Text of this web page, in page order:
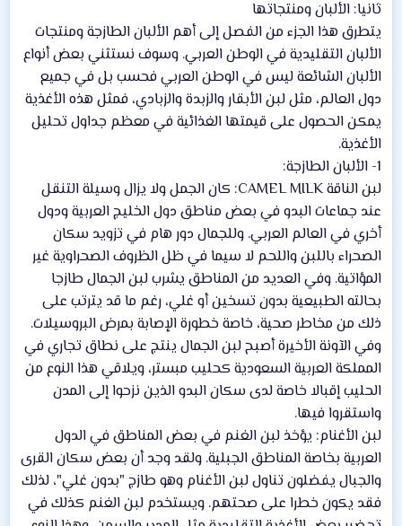
ثانيا: الألبان ومنتجاتها
يتطرق هذا الجزء من الفصل إلى أهم الألبان الطازجة ومنتجات
الألبان التقليدية في الوطن العربي. وسوف نستثني بعض أنواع
الألبان الشائعة ليس في الوطن العربي فحسب بل في جميع
دول العالم، مثل لبن الأبقار والزبدة والزبادي، فمثل هذه الأغذية
يمكن الحصول على قيمتها الغذائية في معظم جداول تحليل
الأغذية.
1- الألبان الطازجة:
لبن الناقة CAMEL MILK: كان الجمل ولا يزال وسيلة التنقل
عند جماعات البدو في بعض مناطق دول الخليج العربية ودول
أخري في العالم العربي. وللجمال دور هام في تزويد سكان
الصحراء باللبن واللحم لا سيما في ظل الظروف الصحراوية غير
المؤاتية. وفي العديد من المناطق يشرب لبن الجمال طازجا
بحالته الطبيعية بدون تسخين أو غلي، رغم ما قد يترتب على
ذلك من مخاطر صحية، خاصة خطورة الإصابة بمرض البروسيلات.
وفي الآونة الأخيرة أصبح لبن الجمال ينتج على نطاق تجاري في
المملكة العربية السعودية كحليب مبستر، ويلاقي هذا النوع من
الحليب إقبالا خاصة لدى سكان البدو الذين نزحوا إلى المدن
واستقروا فيها.
لبن الأغنام: يؤخذ لبن الغنم في بعض المناطق في الدول
العربية بخاصة المناطق الجبلية. ولقد وجد أن بعض سكان القرى
والجبال يفضلون تناول لبن الأغنام وهو طازج "بدون غلي"، لذلك
فقد يكون خطرا على صحتهم. ويستخدم لبن الغنم كذلك في